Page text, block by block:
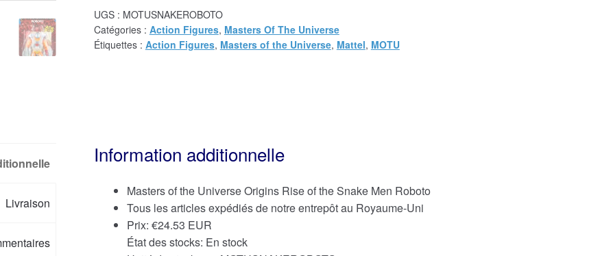
UGS : MOTUSNAKEROBOTO
Catégories : Action Figures, Masters Of The Universe
Étiquettes : Action Figures, Masters of the Universe, Mattel, MOTU
Livraison
Information additionnelle
Masters of the Universe Origins Rise of the Snake Men Roboto
Tous les articles expédiés de notre entrepôt au Royaume-Uni
Prix: €24.53 EUR
État des stocks: En stock